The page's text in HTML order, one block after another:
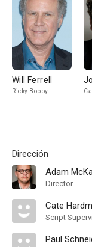
Will Ferrell
Ricky Bobby
Dirección
Adam
Director
Cate
Script
Paul